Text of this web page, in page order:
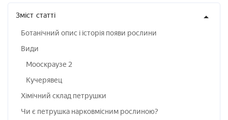
Зміст статті
Ботанічний опис і історія появи рослини
Види
Мооскраузе 2
Кучерявец
Хімічний склад петрушки
Чи є петрушка нарковмісним рослиною?